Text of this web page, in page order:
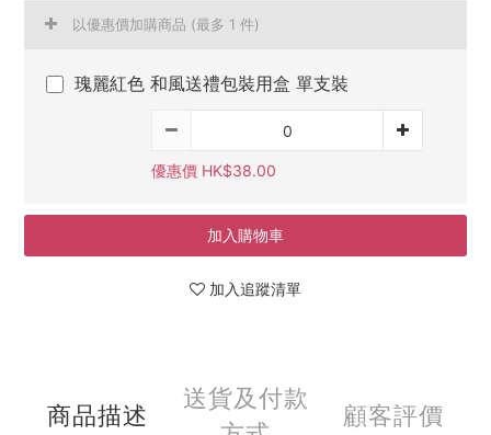
以優惠價加購商品 (最多 1 件)
瑰麗紅色 和風送禮包裝用盒 單支裝
優惠價 HK$38.00
加入購物車
加入追蹤清單
商品描述
送貨及付款
顧客評價